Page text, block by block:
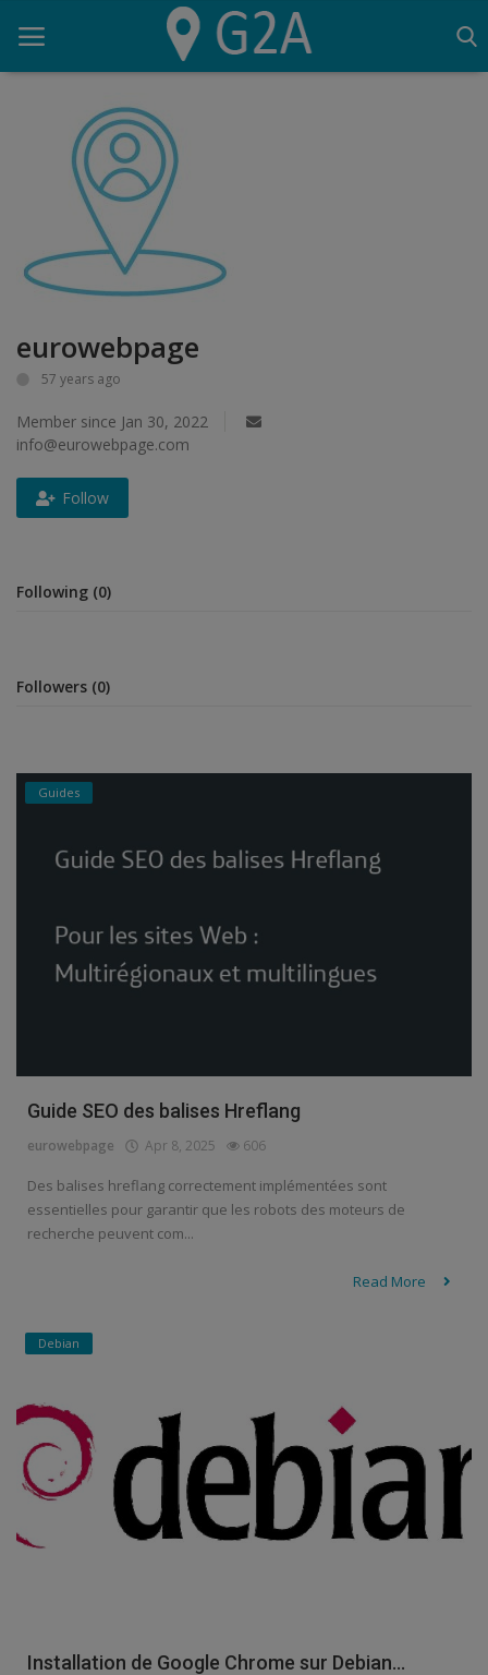
Script
Lighthouse
Logiciels
Serveur
eurowebpage
57 years ago
Member since Jan 30, 2022
info@eurowebpage.com
Follow
Following (0)
Followers (0)
Guides
Guide SEO des balises Hreflang
eurowebpage Apr 8, 2025 606
Des balises hreflang correctement implémentées sont
essentielles pour garantir que les robots des moteurs de
recherche peuvent com...
Read More
Debian
Installation de Google Chrome sur Debian...